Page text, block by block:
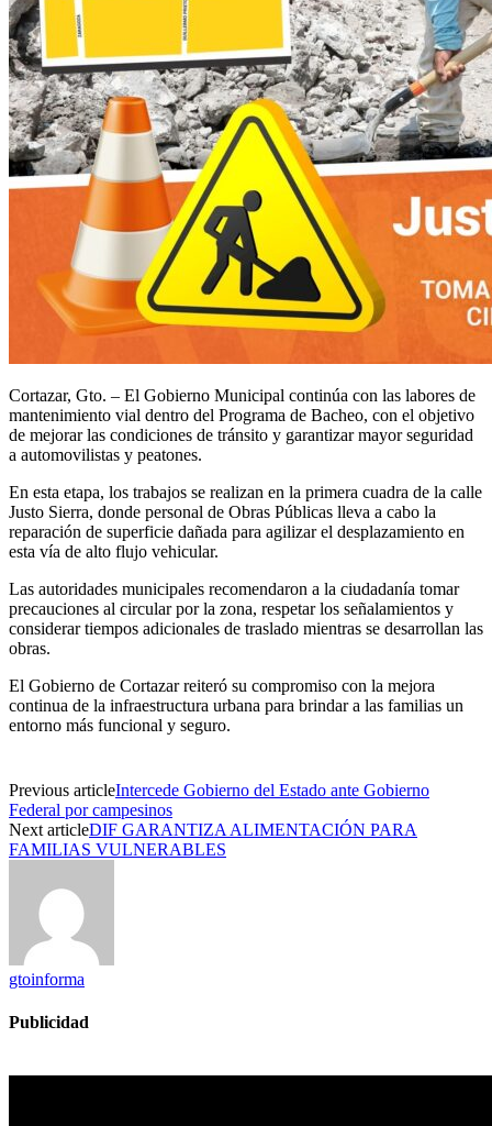
Cortazar, Gto. – El Gobierno Municipal continúa con las labores de
mantenimiento vial dentro del Programa de Bacheo, con el objetivo
de mejorar las condiciones de tránsito y garantizar mayor seguridad
a automovilistas y peatones.
En esta etapa, los trabajos se realizan en la primera cuadra de la calle
Justo Sierra, donde personal de Obras Públicas lleva a cabo la
reparación de superficie dañada para agilizar el desplazamiento en
esta vía de alto flujo vehicular.
Las autoridades municipales recomendaron a la ciudadanía tomar
precauciones al circular por la zona, respetar los señalamientos y
considerar tiempos adicionales de traslado mientras se desarrollan las
obras.
El Gobierno de Cortazar reiteró su compromiso con la mejora
continua de la infraestructura urbana para brindar a las familias un
entorno más funcional y seguro.
Previous articleIntercede Gobierno del Estado ante Gobierno
Federal por campesinos
Next articleDIF GARANTIZA ALIMENTACIÓN PARA
FAMILIAS VULNERABLES
gtoinforma
Publicidad